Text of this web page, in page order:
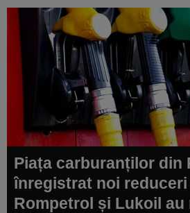
Piața carburanților din
înregistrat noi reduceri
Rompetrol și Lukoil